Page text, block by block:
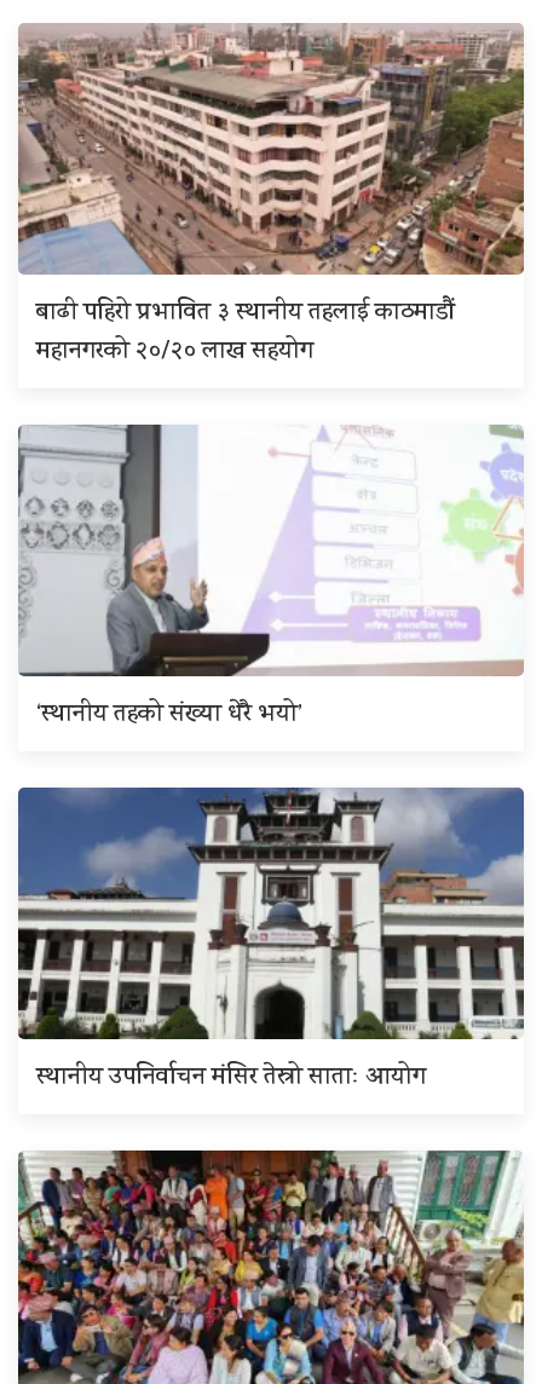
बाढी पहिरो प्रभावित ३ स्थानीय तहलाई काठमाडौं
महानगरको २०/२० लाख सहयोग
‘स्थानीय तहको संख्या धेरै भयो’
स्थानीय उपनिर्वाचन मंसिर तेस्रो साताः आयोग